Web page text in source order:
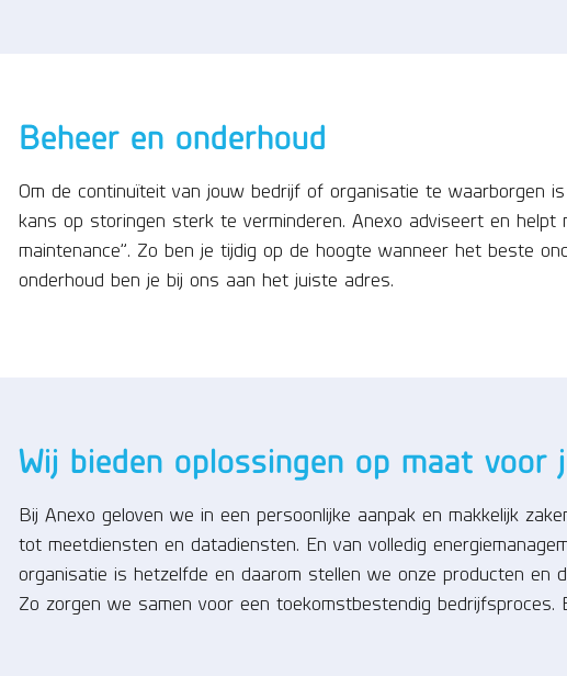
Beheer en onderhoud
Om de continuïteit van jouw bedrijf of organisatie te waarborgen
kans op storingen sterk te verminderen. Anexo adviseert en
maintenance”. Zo ben je tijdig op de hoogte wanneer het beste
onderhoud ben je bij ons aan het juiste adres.
Wij bieden oplossingen op maat voor
Bij Anexo geloven we in een persoonlijke aanpak en makkelijk
tot meetdiensten en datadiensten. En van volledig
organisatie is hetzelfde en daarom stellen we onze producten en
Zo zorgen we samen voor een toekomstbestendig